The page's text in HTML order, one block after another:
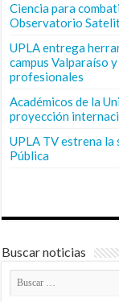
Ciencia para
Observatorio
UPLA entrega
campus Valparaíso
profesionales
Académicos de la
proyección
UPLA TV estrena la
Pública
Buscar noticias